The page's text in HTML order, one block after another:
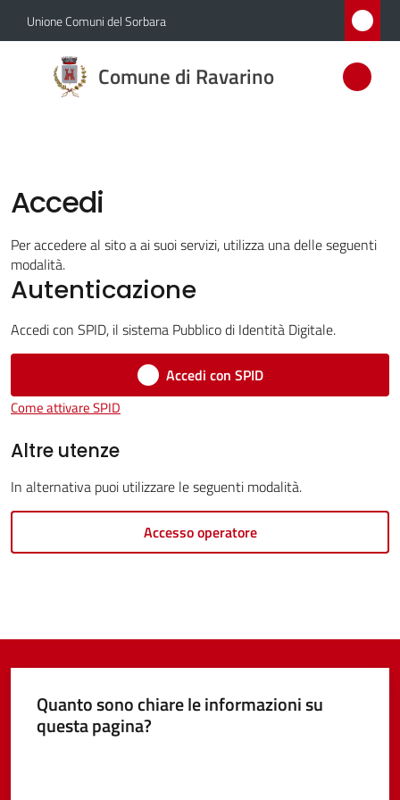
Vai al contenuto
Vai alla navigazione
Vai al footer
Unione Comuni del Sorbara
Comune di Ravarino
Comune
di
Amministrazione
Novità
Servizi
Tutti
gli
Menu selezionato
su
Accedi
Per accedere al sito a ai suoi servizi, utilizza una delle seguenti
modalità.
Autenticazione
Accedi con SPID, il sistema Pubblico di Identità Digitale.
Accedi con SPID
Come attivare SPID
Altre utenze
In alternativa puoi utilizzare le seguenti modalità.
Accesso operatore
Quanto sono chiare le informazioni su
questa pagina?